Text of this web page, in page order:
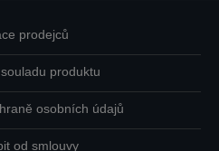
prodejců
produktu
osobních údajů
od smlouvy